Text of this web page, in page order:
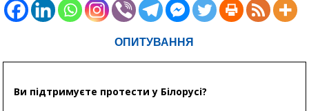
ОПИТУВАННЯ
Ви підтримуєте протести у Білорусі?